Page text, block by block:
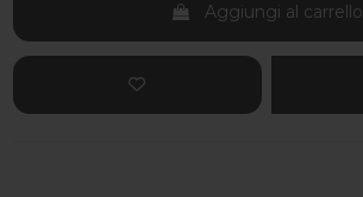
Aggiungi al carrello